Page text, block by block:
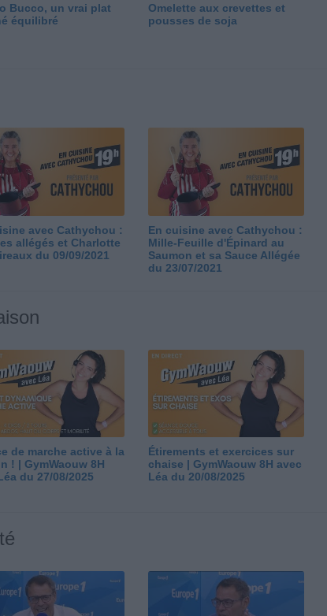
Bucco, un vrai plat
équilibré
Omelette aux crevettes et
pousses de soja
avec Cathychou :
allégés et Charlotte
du 09/09/2021
En cuisine avec Cathychou :
Mille-Feuille d'Épinard au
Saumon et sa Sauce Allégée
du 23/07/2021
de marche active à la
! | GymWaouw 8H
du 27/08/2025
Étirements et exercices sur
chaise | GymWaouw 8H avec
Léa du 20/08/2025